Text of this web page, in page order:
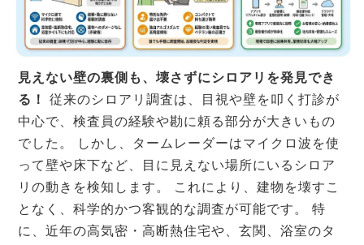
見えない壁の裏側も、壊さずにシロアリを発見でき
る！
従来のシロアリ調査は、目視や壁を叩く打診が
中心で、検査員の経験や勘に頼る部分が大きいもの
でした。 しかし、タームレーダーはマイクロ波を使
って壁や床下など、目に見えない場所にいるシロア
リの動きを検知します。 これにより、建物を壊すこ
となく、科学的かつ客観的な調査が可能です。 特
に、近年の高気密・高断熱住宅や、玄関、浴室のタ